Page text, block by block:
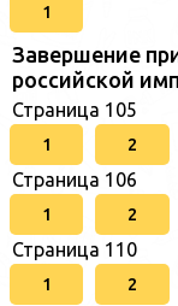
1
Завершение
российской
Страница 105
1 2
Страница 106
1 2
Страница 110
1 2